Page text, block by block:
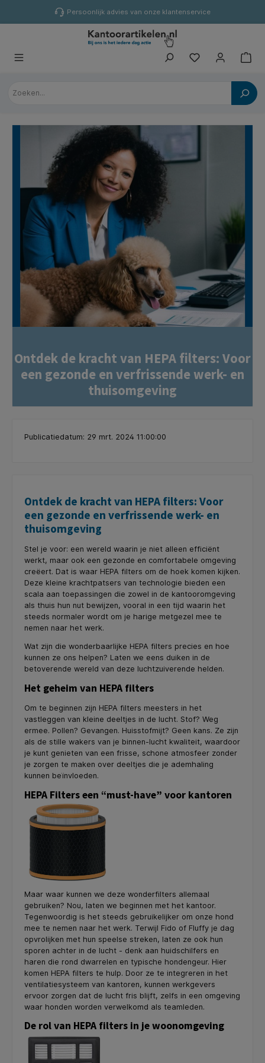
Persoonlijk advies van onze klantenservice
Ontdek de kracht van HEPA filters: Voor
een gezonde en verfrissende werk- en
thuisomgeving
Publicatiedatum: 29 mrt. 2024 11:00:00
Ontdek de kracht van HEPA filters: Voor
een gezonde en verfrissende werk- en
thuisomgeving
Stel je voor: een wereld waarin je niet alleen efficiënt
werkt, maar ook een gezonde en comfortabele omgeving
creëert. Dat is waar HEPA filters om de hoek komen kijken.
Deze kleine krachtpatsers van technologie bieden een
scala aan toepassingen die zowel in de kantooromgeving
als thuis hun nut bewijzen, vooral in een tijd waarin het
steeds normaler wordt om je harige metgezel mee te
nemen naar het werk.
Wat zijn die wonderbaarlijke HEPA filters precies en hoe
kunnen ze ons helpen? Laten we eens duiken in de
betoverende wereld van deze luchtzuiverende helden.
Het geheim van HEPA filters
Om te beginnen zijn HEPA filters meesters in het
vastleggen van kleine deeltjes in de lucht. Stof? Weg
ermee. Pollen? Gevangen. Huisstofmijt? Geen kans. Ze zijn
als de stille wakers van je binnen-lucht kwaliteit, waardoor
je kunt genieten van een frisse, schone atmosfeer zonder
je zorgen te maken over deeltjes die je ademhaling
kunnen beïnvloeden.
HEPA Filters een “must-have” voor kantoren
Maar waar kunnen we deze wonderfilters allemaal
gebruiken? Nou, laten we beginnen met het kantoor.
Tegenwoordig is het steeds gebruikelijker om onze hond
mee te nemen naar het werk. Terwijl Fido of Fluffy je dag
opvrolijken met hun speelse streken, laten ze ook hun
sporen achter in de lucht - denk aan huidschilfers en
haren die rond dwarrelen en typische hondengeur. Hier
komen HEPA filters te hulp. Door ze te integreren in het
ventilatiesysteem van kantoren, kunnen werkgevers
ervoor zorgen dat de lucht fris blijft, zelfs in een omgeving
waar honden worden verwelkomd als teamleden.
De rol van HEPA filters in je woonomgeving